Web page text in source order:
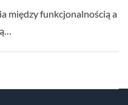
między funkcjonalnością a